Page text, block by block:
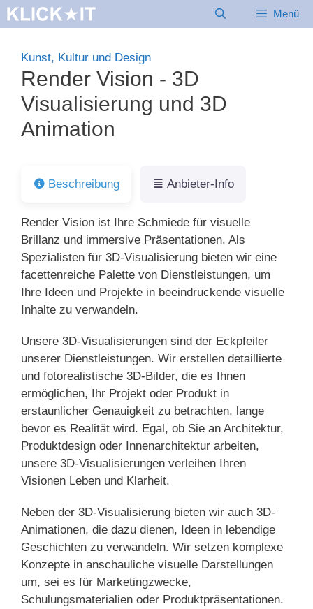
Zum
Inhalt
Menü
Kunst, Kultur und Design
Render Vision - 3D
Visualisierung und 3D
Animation
Beschreibung Anbieter-Info
Render Vision ist Ihre Schmiede für visuelle
Brillanz und immersive Präsentationen. Als
Spezialisten für 3D-Visualisierung bieten wir eine
facettenreiche Palette von Dienstleistungen, um
Ihre Ideen und Projekte in beeindruckende visuelle
Inhalte zu verwandeln.
Unsere 3D-Visualisierungen sind der Eckpfeiler
unserer Dienstleistungen. Wir erstellen detaillierte
und fotorealistische 3D-Bilder, die es Ihnen
ermöglichen, Ihr Projekt oder Produkt in
erstaunlicher Genauigkeit zu betrachten, lange
bevor es Realität wird. Egal, ob Sie an Architektur,
Produktdesign oder Innenarchitektur arbeiten,
unsere 3D-Visualisierungen verleihen Ihren
Visionen Leben und Klarheit.
Neben der 3D-Visualisierung bieten wir auch 3D-
Animationen, die dazu dienen, Ideen in lebendige
Geschichten zu verwandeln. Wir setzen komplexe
Konzepte in anschauliche visuelle Darstellungen
um, sei es für Marketingzwecke,
Schulungsmaterialien oder Produktpräsentationen.